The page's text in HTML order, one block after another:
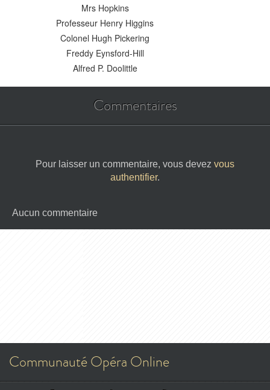
Mrs Hopkins
Professeur Henry Higgins
Colonel Hugh Pickering
Freddy Eynsford-Hill
Alfred P. Doolittle
Commentaires
Pour laisser un commentaire, vous devez vous
authentifier.
Aucun commentaire
Communauté Opéra Online